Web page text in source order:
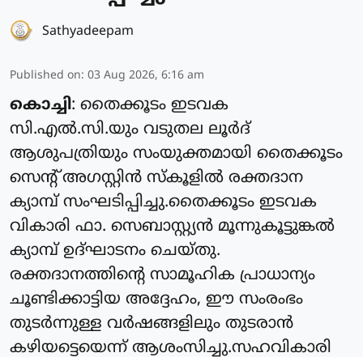
Sathyadeepam
Published on: 03 Aug 2026, 6:16 am
കൊച്ചി: തൈക്കൂടം ഇടവക
സി.എൽ.സി.യും വടുതല ലൂർദ്
ആശുപത്രിയും സംയുക്തമായി തൈക്കൂടം
സെന്റ് അഗസ്റ്റിൻ സ്കൂളിൽ രക്തദാന
ക്യാമ്പ് സംഘടിപ്പിച്ചു.തൈക്കൂടം ഇടവക
വികാരി ഫാ. സെബാസ്റ്റ്യൻ മൂന്നുകൂട്ടുങ്കൽ
ക്യാമ്പ് ഉദ്ഘാടനം ചെയ്തു.
രക്തദാനത്തിന്റെ സാമൂഹിക പ്രാധാന്യം
ചൂണ്ടിക്കാട്ടിയ അദ്ദേഹം, ഈ സംരംഭം
തുടർന്നുള്ള വർഷങ്ങളിലും തുടരാൻ
കഴിയട്ടെയെന്ന് ആശംസിച്ചു.സഹവികാരി